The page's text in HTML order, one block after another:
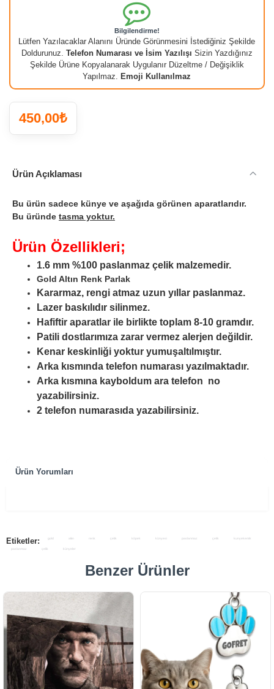
Bilgilendirme!
Lütfen Yazılacaklar Alanını Üründe Görünmesini İstediğiniz Şekilde
Doldurunuz. Telefon Numarası ve İsim Yazılışı Sizin Yazdığınız
Şekilde Ürüne Kopyalanarak Uygulanır Düzeltme / Değişiklik
Yapılmaz.
Emoji Kullanılmaz
450,00₺
Ürün Yorumları
Ürün Açıklaması
Bu ürün sadece künye ve aşağıda görünen aparatlarıdır.
Bu üründe tasma yoktur.
Ürün Özellikleri;
1.6 mm %100 paslanmaz çelik malzemedir.
Gold Altın Renk Parlak
Kararmaz, rengi atmaz uzun yıllar paslanmaz.
Lazer baskılıdır silinmez.
Hafiftir aparatlar ile birlikte toplam 8-10 gramdır.
Patili dostlarımıza zarar vermez alerjen değildir.
Kenar keskinliği yoktur yumuşaltılmıştır.
Arka kısmında telefon numarası yazılmaktadır.
Arka kısmına kayboldum ara telefon no
yazabilirsiniz.
2 telefon numarasıda yazabilirsiniz.
Etiketler: gold altın renk çelik köpek künyesi paslanmaz çelik kunyekemik
paslanmaz çelik künyeler
Benzer Ürünler